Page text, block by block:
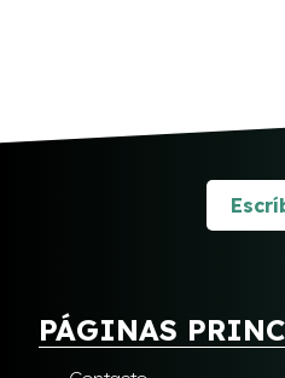
PÁGINAS